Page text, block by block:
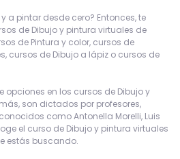
a pintar desde cero? Entonces, te
de Dibujo y pintura virtuales de
de Pintura y color, cursos de
cursos de Dibujo a lápiz o cursos de
en los cursos de Dibujo y
son dictados por profesores,
como Antonella Morelli, Luis
el curso de Dibujo y pintura virtuales
estás buscando.